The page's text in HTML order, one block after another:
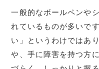
一般的なボールペンや
れているものが多いで
い」というわけではあ
や、手に障害を持つ方